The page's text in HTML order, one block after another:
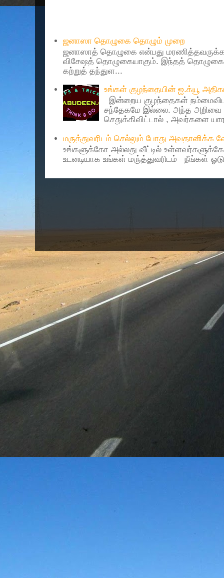
ஜனாஸா தொழுகை தொழும் முறை
ஜனாஸாத் தொழுகை என்பது
விசேஷத் தொழுகையாகும். இந்தத்
கற்றுத் தந்துள...
உங்கள் குழந்தையின் ஐ.க்யூ
இன்றைய குழந்தைகள்
சந்தேகமே இல்லை. அந்த
செதுக்கிவிட்டால் , அவர்களை
மருத்துவரிடம் செல்லும் போது அவதானிக்க
உங்களுக்கோ அல்லது வீட்டில்
உடனடியாக உங்கள் மரு்த்துவரிடம் நீங்கள்